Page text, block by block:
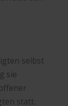
selbst
sie
statt.